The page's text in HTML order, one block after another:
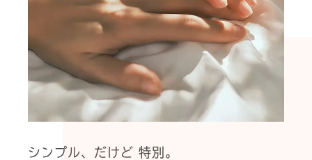
シンプル、だけど 特別。